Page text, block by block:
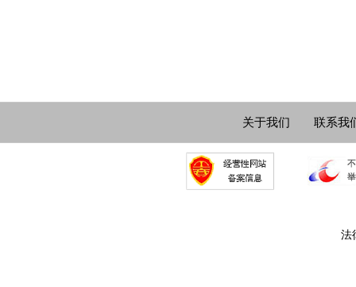
关于我们 联系我
法